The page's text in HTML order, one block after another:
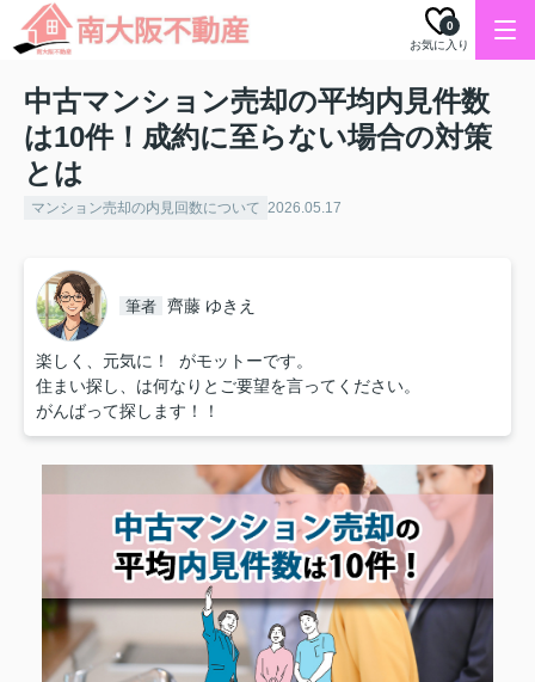
お気に入り
0
中古マンション売却の平均内見件数
は10件！成約に至らない場合の対策
とは
マンション売却の内見回数について 2026.05.17
筆者 齊藤 ゆきえ
楽しく、元気に！ がモットーです。
住まい探し、は何なりとご要望を言ってください。
がんばって探します！！